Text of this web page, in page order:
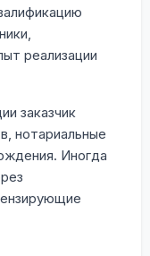
реализации
заказчик
нотариальные
Иногда